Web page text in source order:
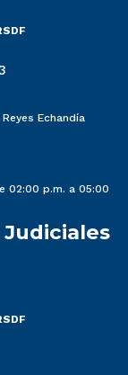
Echandía
02:00 p.m. a 05:00